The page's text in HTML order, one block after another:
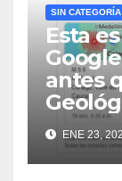
SIN CATEGORÍA
Esta
antes
ENE 23,